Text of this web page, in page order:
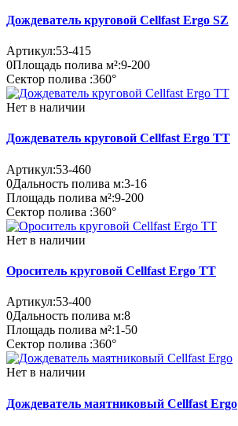
Дождеватель круговой Cellfast Ergo SZ
Артикул:53-415
0Площадь полива м²:9-200
Сектор полива :360°
Нет в наличии
Дождеватель круговой Cellfast Ergo TT
Артикул:53-460
0Дальность полива м:3-16
Площадь полива м²:9-200
Сектор полива :360°
Нет в наличии
Ороситель круговой Cellfast Ergo TT
Артикул:53-400
0Дальность полива м:8
Площадь полива м²:1-50
Сектор полива :360°
Нет в наличии
Дождеватель маятниковый Cellfast Ergo